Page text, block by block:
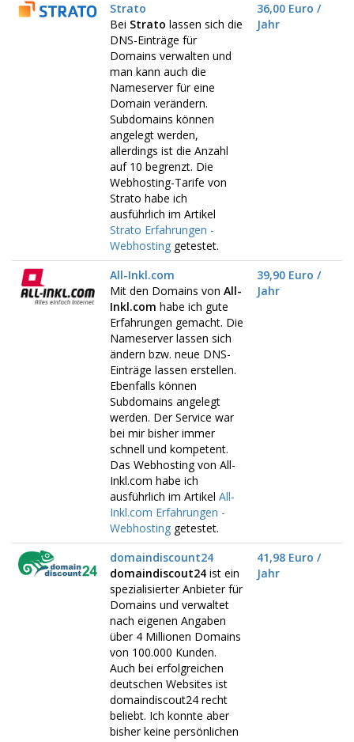
Strato
Bei Strato lassen sich die
DNS-Einträge für
Domains verwalten und
man kann auch die
Nameserver für eine
Domain verändern.
Subdomains können
angelegt werden,
allerdings ist die Anzahl
auf 10 begrenzt. Die
Webhosting-Tarife von
Strato habe ich
ausführlich im Artikel
Strato Erfahrungen -
Webhosting getestet.
36,00 Euro /
Jahr
All-Inkl.com
Mit den Domains von All-
Inkl.com habe ich gute
Erfahrungen gemacht. Die
Nameserver lassen sich
ändern bzw. neue DNS-
Einträge lassen erstellen.
Ebenfalls können
Subdomains angelegt
werden. Der Service war
bei mir bisher immer
schnell und kompetent.
Das Webhosting von All-
Inkl.com habe ich
ausführlich im Artikel All-
Inkl.com Erfahrungen -
Webhosting getestet.
39,90 Euro /
Jahr
domaindiscount24
domaindiscout24 ist ein
spezialisierter Anbieter für
Domains und verwaltet
nach eigenen Angaben
über 4 Millionen Domains
von 100.000 Kunden.
Auch bei erfolgreichen
deutschen Websites ist
domaindiscout24 recht
beliebt. Ich konnte aber
bisher keine persönlichen
41,98 Euro /
Jahr